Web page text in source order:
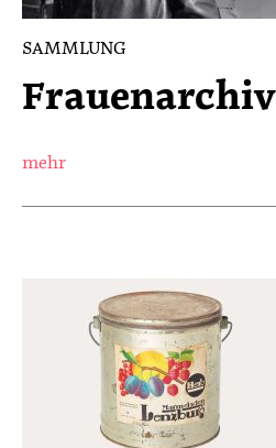
SAMMLUNG
Frauenarchiv
mehr